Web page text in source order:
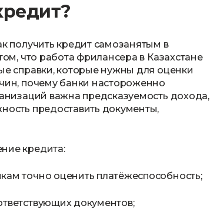
получить кредит самозанятым в
что работа фрилансера в Казахстане
справки, которые нужны для оценки
почему банки настороженно
важна предсказуемость дохода,
предоставить документы,
кредита:
точно оценить платёжеспособность;
документов;